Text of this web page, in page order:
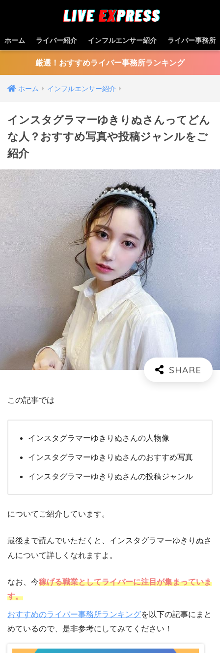
ホーム ライバー紹介 インフルエンサー紹介 ライバー事務所
厳選！おすすめライバー事務所ランキング
ホーム インフルエンサー紹介
インスタグラマーゆきりぬさんってどん
な⼈？おすすめ写真や投稿ジャンルをご
紹介
この記事では
インスタグラマーゆきりぬさんの人物像
インスタグラマーゆきりぬさんのおすすめ写真
インスタグラマーゆきりぬさんの投稿ジャンル
についてご紹介しています。
最後まで読んでいただくと、インスタグラマーゆきりぬさ
んについて詳しくなれますよ。
なお、今稼げる職業としてライバーに注目が集まっていま
す。
おすすめのライバー事務所ランキングを以下の記事にまと
めているので、是非参考にしてみてください！